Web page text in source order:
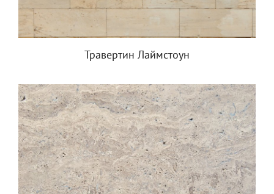
Травертин Лаймстоун